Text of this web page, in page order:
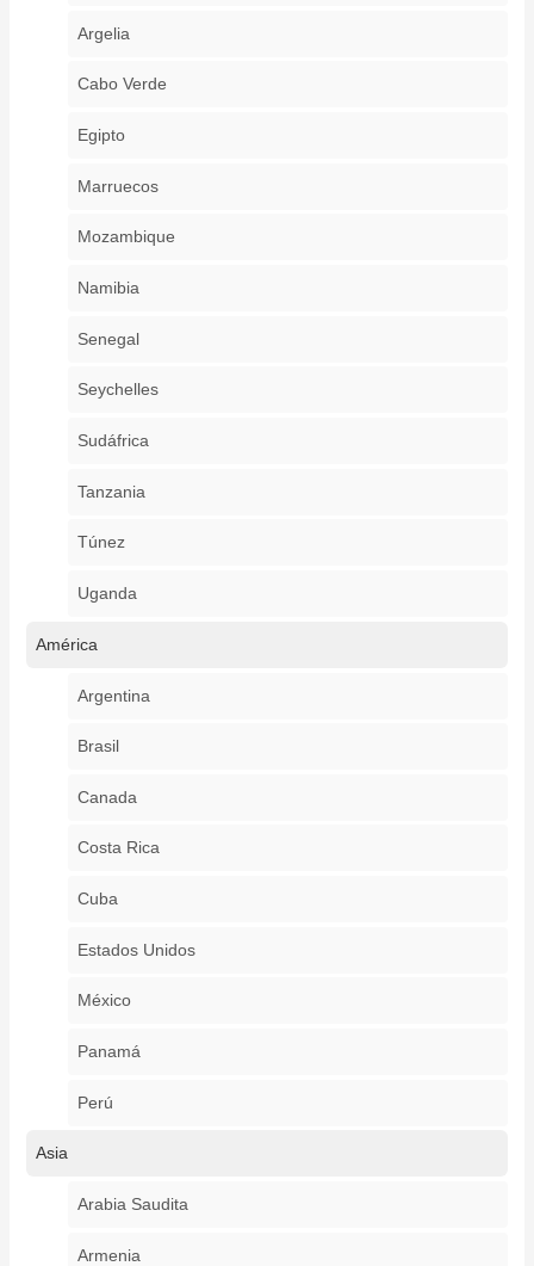
Argelia
Cabo Verde
Egipto
Marruecos
Mozambique
Namibia
Senegal
Seychelles
Sudáfrica
Tanzania
Túnez
Uganda
América
Argentina
Brasil
Canada
Costa Rica
Cuba
Estados Unidos
México
Panamá
Perú
Asia
Arabia Saudita
Armenia